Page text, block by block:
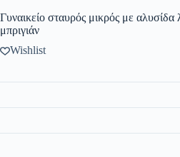
Γυναικείο σταυρός μικρός με
μπριγιάν
Wishlist